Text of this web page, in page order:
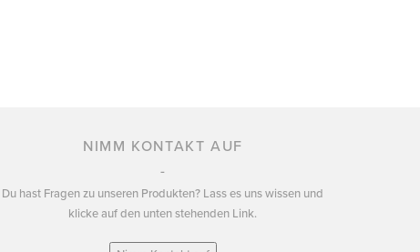
NIMM KONTAKT AUF
Du hast Fragen zu unseren Produkten? Lass es uns wissen und
klicke auf den unten stehenden Link.